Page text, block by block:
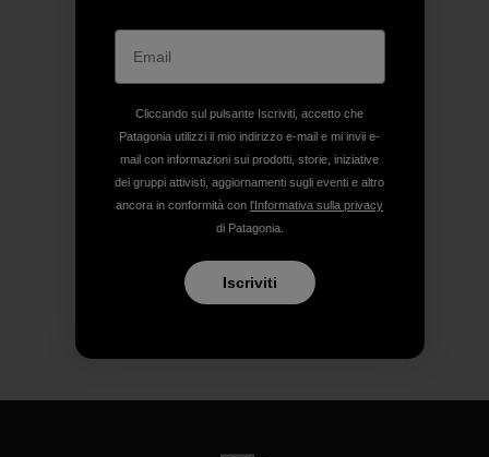
Cliccando sul pulsante Iscriviti, accetto che
Patagonia utilizzi il mio indirizzo e-mail e mi invii e-
mail con informazioni sui prodotti, storie, iniziative
dei gruppi attivisti, aggiornamenti sugli eventi e altro
ancora in conformità con l'Informativa sulla privacy
di Patagonia.
Iscriviti